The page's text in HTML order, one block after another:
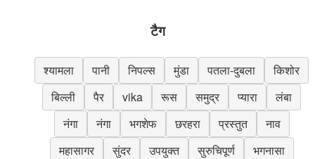
टैग
श्यामला पानी निपल्स मुंडा पतला-दुबला
किशोर
बिल्ली
पैर vika रूस समुद्र प्यारा
लंबा
नंगा
नंगा भगशेफ छरहरा प्रस्तुत
नाव
महासागर
सुंदर उपयुक्त सुरुचिपूर्ण भगनासा